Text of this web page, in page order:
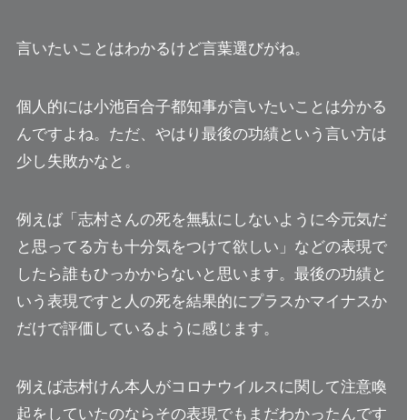
言いたいことはわかるけど言葉選びがね。
個人的には小池百合子都知事が言いたいことは分かる
んですよね。ただ、やはり 最後の功績という言い方は
少し失敗かなと。
例えば「志村さんの死を無駄にしないように今元気だ
と思ってる方も十分気をつけて欲しい」 などの表現で
したら誰もひっかからないと思います。 最後の功績と
いう表現ですと人の死を結果的にプラスかマイナスか
だけで評価している ように感じます。
例えば志村けん本人がコロナウイルスに関して注意喚
起をしていたのならその表現でもまだわかったんです